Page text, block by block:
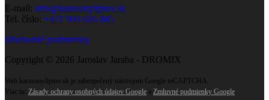
E-mail: info@karavanyliptov.sk
Tel. číslo: +421 903 626 885
Obchodné podmienky
Copyright © 2026 Jaroslav Jaraba - DROMIX
Web karavanyliptov.sk je zabezpečený nástrojom Google reCAPTCHA.
Viac tu: Zásady ochrany osobných údajov Google a Zmluvné podmienky Google